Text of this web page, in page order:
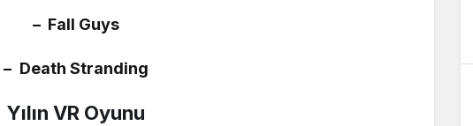
– Fall Guys
– Death Stranding
Yılın VR Oyunu